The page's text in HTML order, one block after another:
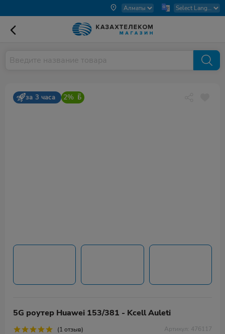
за 3 часа 2%
5G роутер Huawei 153/381 - Kcell Auleti
(1 отзыв) Артикул: 476117